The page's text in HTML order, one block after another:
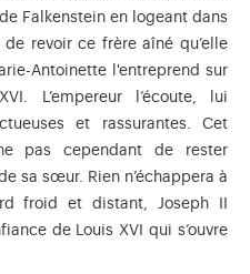
Falkenstein en logeant dans
de revoir ce frère aîné qu’elle
Antoinette l'entreprend sur
L’empereur l’écoute, lui
et rassurantes. Cet
pas cependant de rester
sa sœur. Rien n’échappera à
froid et distant, Joseph II
de Louis XVI qui s’ouvre